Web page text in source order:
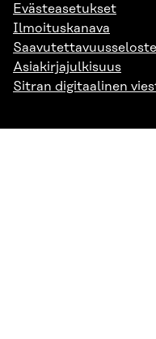
Evästeasetukset
Ilmoituskanava
Saavutettavuusseloste
Asiakirjajulkisuus
Sitran digitaalinen